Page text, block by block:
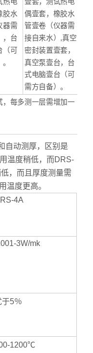
胶水
器需
，台
可
偶壹套，橡胶水
管壹卷（仪器需
接自来水）,真空
密封装置壹套，
真空泵壹台，台
式电脑壹台（可
需方自备）。
，每多测一层需增加一
自动测厚，区别是
温度稍低，而DRS-
，而且厚度测量需
温度更高。
4A
3W/mk
于5％
1200℃